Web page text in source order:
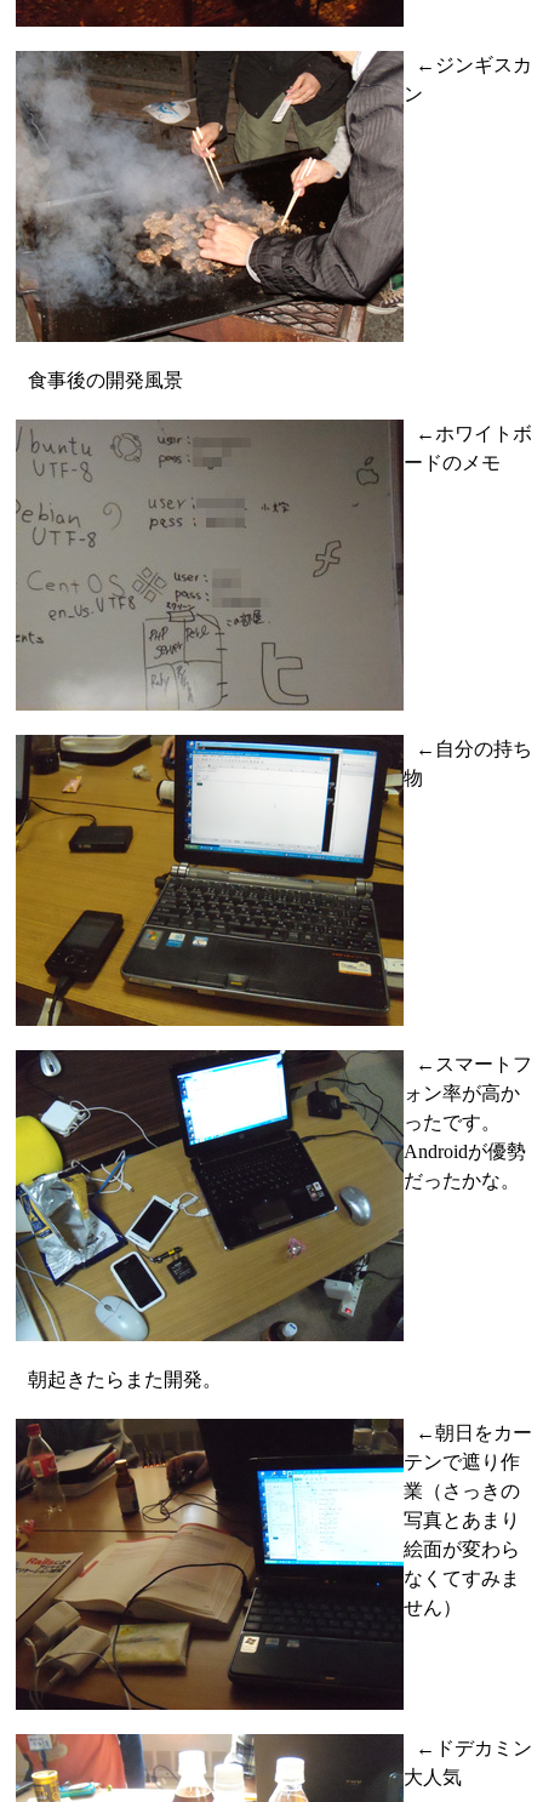
←ジンギスカ
ン
食事後の開発風景
←ホワイトボ
ードのメモ
←自分の持ち
物
←スマートフ
ォン率が高か
ったです。
Androidが優勢
だったかな。
朝起きたらまた開発。
←朝日をカー
テンで遮り作
業（さっきの
写真とあまり
絵面が変わら
なくてすみま
せん）
←ドデカミン
大人気